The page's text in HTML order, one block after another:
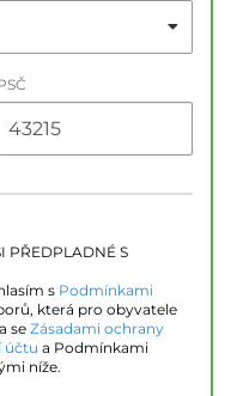
PŘEDPLADNÉ S
s Podmínkami
která pro obyvatele
se Zásadami ochrany
účtu a Podmínkami
níže.